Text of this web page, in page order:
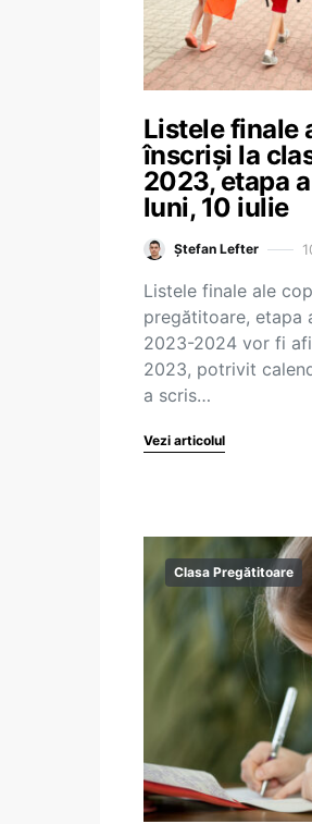
Listele finale
înscriși la
2023, etapa
luni, 10 iulie
Ștefan Lefter
Listele finale ale
pregătitoare, etapa
2023-2024 vor fi
2023, potrivit
a scris…
Vezi articolul
Clasa Pregătitoare